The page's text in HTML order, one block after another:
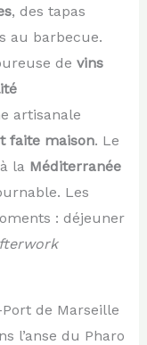
, des tapas
au barbecue.
de vins
artisanale
faite maison. Le
la Méditerranée
Les
: déjeuner
de Marseille
l’anse du Pharo